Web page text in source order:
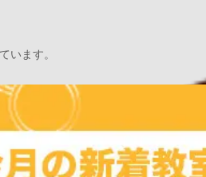
38から早稲田・慶應に大逆転合格！あ
いのまた音楽教室
JPCスポー
た音楽教室
日記お助け講座
います。